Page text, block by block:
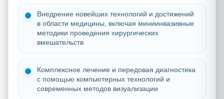
Внедрение новейших технологий и достижений
в области медицины, включая миниинвазивные
методики проведения хирургических
вмешательств
Комплексное лечение и передовая диагностика
с помощью компьютерных технологий и
современных методов визуализации